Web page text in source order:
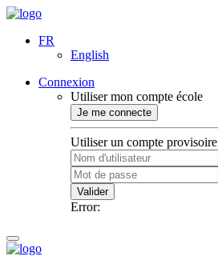
FR
English
Connexion
Utiliser mon compte école
Je me connecte
Utiliser un compte provisoire
Valider
Error: